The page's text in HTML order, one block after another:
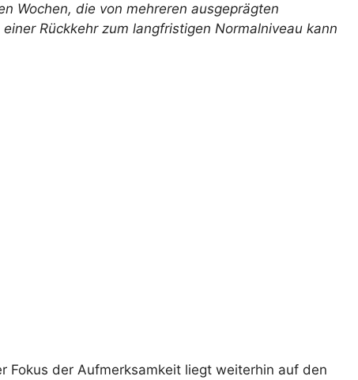
Wochen, die von mehreren ausgeprägten
Rückkehr zum langfristigen Normalniveau kann
Fokus der Aufmerksamkeit liegt weiterhin auf den